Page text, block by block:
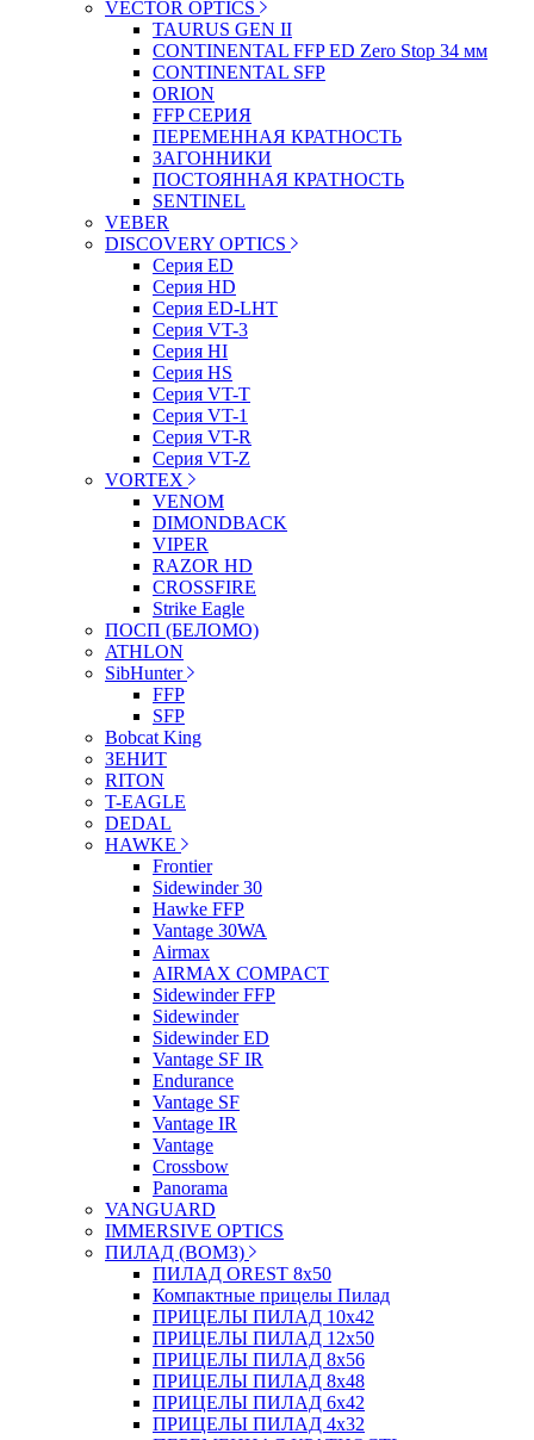
VECTOR OPTICS
TAURUS GEN II
CONTINENTAL FFP ED Zero Stop 34 мм
CONTINENTAL SFP
ORION
FFP СЕРИЯ
ПЕРЕМЕННАЯ КРАТНОСТЬ
ЗАГОННИКИ
ПОСТОЯННАЯ КРАТНОСТЬ
SENTINEL
VEBER
DISCOVERY OPTICS
Серия ED
Серия HD
Серия ED-LHT
Серия VT-3
Серия HI
Серия HS
Серия VT-T
Серия VT-1
Серия VT-R
Серия VT-Z
VORTEX
VENOM
DIMONDBACK
VIPER
RAZOR HD
CROSSFIRE
Strike Eagle
ПОСП (БЕЛОМО)
ATHLON
SibHunter
FFP
SFP
Bobcat King
ЗЕНИТ
RITON
T-EAGLE
DEDAL
HAWKE
Frontier
Sidewinder 30
Hawke FFP
Vantage 30WA
Airmax
AIRMAX COMPACT
Sidewinder FFP
Sidewinder
Sidewinder ED
Vantage SF IR
Endurance
Vantage SF
Vantage IR
Vantage
Crossbow
Panorama
VANGUARD
IMMERSIVE OPTICS
ПИЛАД (ВОМЗ)
ПИЛАД OREST 8х50
Компактные прицелы Пилад
ПРИЦЕЛЫ ПИЛАД 10х42
ПРИЦЕЛЫ ПИЛАД 12х50
ПРИЦЕЛЫ ПИЛАД 8х56
ПРИЦЕЛЫ ПИЛАД 8х48
ПРИЦЕЛЫ ПИЛАД 6х42
ПРИЦЕЛЫ ПИЛАД 4х32